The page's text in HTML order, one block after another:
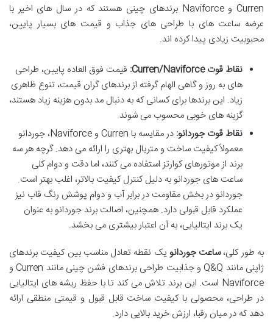
Curren و Naviforce برندهای چینی هستند که در سال های اخیر با
عرضه ساعت های با طراحی های جذاب و قیمت های بسیار پایین،
محبوبیت زیادی پیدا کرده اند.
نقاط قوت Curren/Naviforce:
قیمت فوق العاده پایین، طراحی
های به روز و گاهی الهام گرفته از برندهای گران قیمت، تنوع ظاهری
زیاد. این برندها برای کسانی که به دنبال مد بدون هزینه زیاد هستند،
گزینه های خوبی محسوب می شوند.
نقاط قوت جوردانو:
در مقایسه با Curren و Naviforce، جوردانو
معمولاً کیفیت ساخت و متریال بهتری را ارائه می دهد. گرچه هر سه
برند از موتورهای کوارتز استفاده می کنند، اما دقت و دوام کلی
ساعت های جوردانو به دلیل کنترل کیفیت بالاتر، اغلب بهتر است.
جوردانو در بخش مقاومت در برابر آب و دوام پوشش رنگ قاب نیز
عملکرد قابل قبولی دارد. همچنین، اصالت برند جوردانو به عنوان
یک برند ایتالیایی، به آن اعتبار بیشتری می بخشد.
به طور کلی،ساعت جوردانو یک نقطه تعادل مناسب بین کیفیت برندهای
ژاپنی مانند Q&Q و جذابیت طراحی برندهای فشن چینی مانند Curren و
Naviforce است. این برند تلاش می کند تا با حفظ ریشه های ایتالیایی
در طراحی، محصولی با کیفیت ساخت قابل قبول و قیمتی منطقی ارائه
دهد که در میان رقبا، ارزش خرید بالایی دارد.